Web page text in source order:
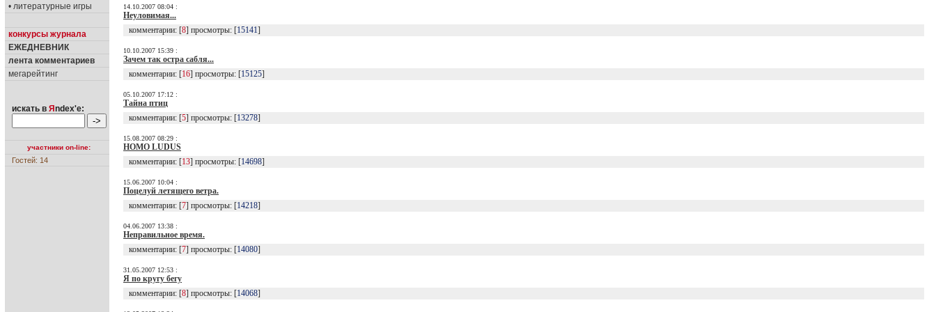
• литературные игры
конкурсы журнала
ЕЖЕДНЕВНИК
лента комментариев
мегарейтинг
искать в Я ndex'е:
участники on-line:
Гостей: 14
14.10.2007 08:04 :
Неуловимая...
комментарии: [8] просмотры: [15141]
10.10.2007 15:39 :
Зачем так остра сабля...
комментарии: [16] просмотры: [15125]
05.10.2007 17:12 :
Тайна птиц
комментарии: [5] просмотры: [13278]
15.08.2007 08:29 :
HOMO LUDUS
комментарии: [13] просмотры: [14698]
15.06.2007 10:04 :
Поцелуй летящего ветра.
комментарии: [7] просмотры: [14218]
04.06.2007 13:38 :
Неправильное время.
комментарии: [7] просмотры: [14080]
31.05.2007 12:53 :
Я по кругу бегу
комментарии: [8] просмотры: [14068]